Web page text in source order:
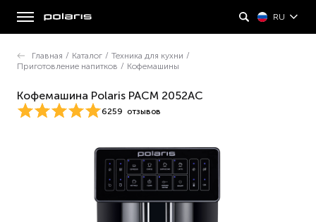
RU
Главная / Каталог / Техника для кухни /
Приготовление напитков / Кофемашины
Кофемашина Polaris PACM 2052AC
6259 отзывов